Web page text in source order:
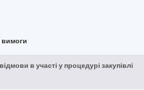
вимоги
в участі у процедурі закупівлі